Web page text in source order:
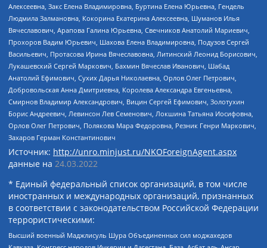
Алексеевна, Закс Елена Владимировна, Буртина Елена Юрьевна, Гендель
Людмила Залмановна, Кокорина Екатерина Алексеевна, Шуманов Илья
Вячеславович, Арапова Галина Юрьевна, Свечников Анатолий Мариевич,
Прохоров Вадим Юрьевич, Шахова Елена Владимировна, Подузов Сергей
Васильевич, Протасова Ирина Вячеславовна, Литинский Леонид Борисович,
Лукашевский Сергей Маркович, Бахмин Вячеслав Иванович, Шабад
Анатолий Ефимович, Сухих Дарья Николаевна, Орлов Олег Петрович,
Добровольская Анна Дмитриевна, Королева Александра Евгеньевна,
Смирнов Владимир Александрович, Вицин Сергей Ефимович, Золотухин
Борис Андреевич, Левинсон Лев Семенович, Локшина Татьяна Иосифовна,
Орлов Олег Петрович, Полякова Мара Федоровна, Резник Генри Маркович,
Захаров Герман Константинович
Источник: http://unro.minjust.ru/NKOForeignAgent.aspx
данные на 24.03.2022
* Единый федеральный список организаций, в том числе
иностранных и международных организаций, признанных
в соответствии с законодательством Российской Федерации
террористическими:
Высший военный Маджлисуль Шура Объединенных сил моджахедов